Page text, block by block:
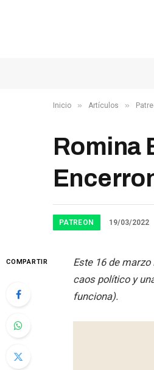
Inicio » Artículos »
Romina
PATREON 19/03/2022
COMPARTIR
Este 16 de
caos político y
funciona).